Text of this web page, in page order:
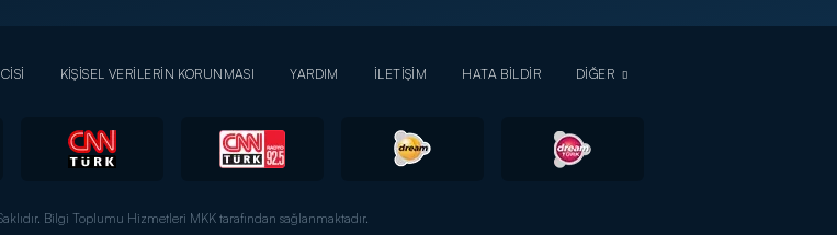
KİŞİSEL VERİLERİN KORUNMASI YARDIM İLETİŞİM HATA BİLDİR DİĞER
Bilgi Toplumu Hizmetleri MKK tarafından sağlanmaktadır.